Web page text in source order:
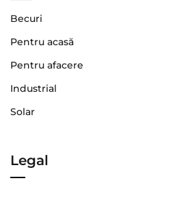
Becuri
Pentru acasă
Pentru afacere
Industrial
Solar
Legal